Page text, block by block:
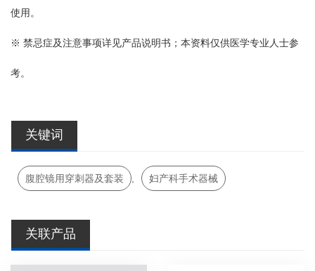
使用。
※ 禁忌症及注意事项详见产品说明书；本资料仅供医学专业人士参
考。
关键词
腹腔镜用穿刺器及套装 , 妇产科手术器械
关联产品